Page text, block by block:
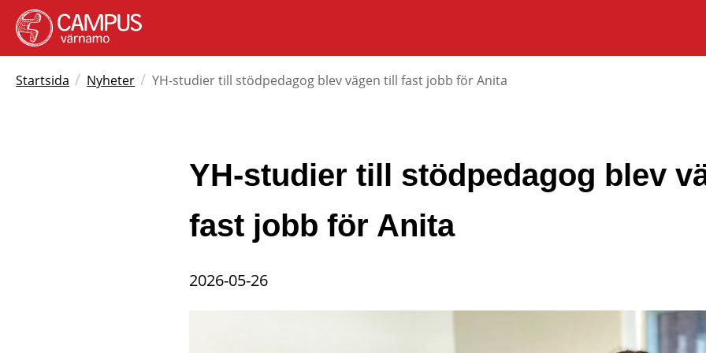
Startsida / Nyheter / YH-studier till stödpedagog blev vägen till fast jobb för Anita
YH-studier till stödpedagog blev
fast jobb för Anita
2026-05-26